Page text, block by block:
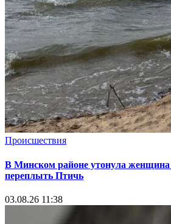
Происшествия
В Минском районе утонула
переплыть Птичь
03.08.26 11:38